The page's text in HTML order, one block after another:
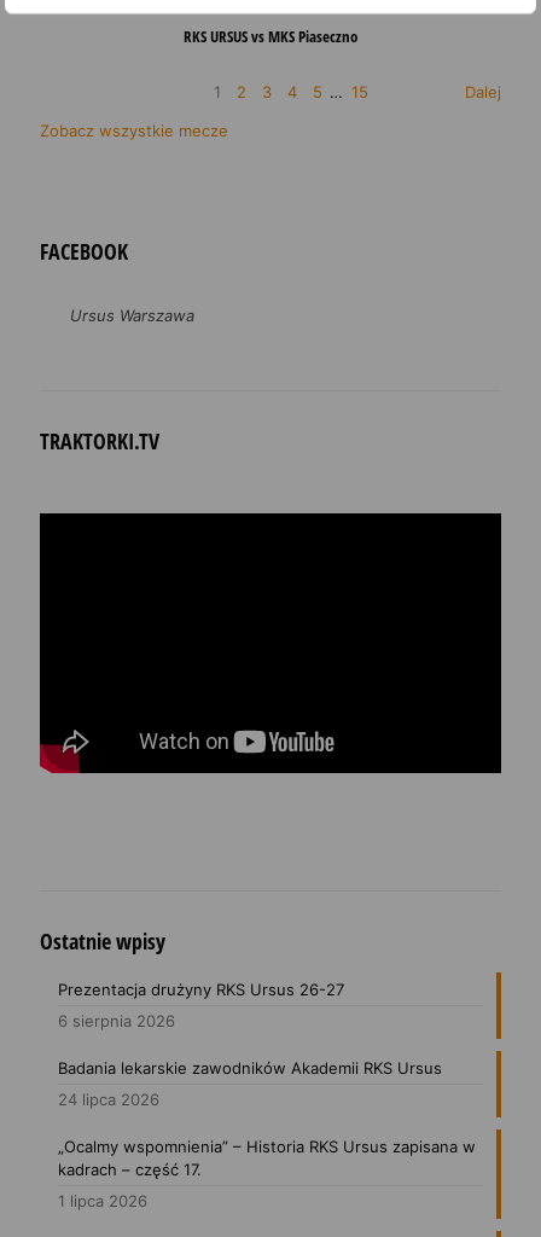
RKS URSUS vs MKS Piaseczno
1 2 3 4 5 … 15
Dalej
Zobacz wszystkie mecze
FACEBOOK
Ursus Warszawa
TRAKTORKI.TV
Ostatnie wpisy
Prezentacja drużyny RKS Ursus 26-27
6 sierpnia 2026
Badania lekarskie zawodników Akademii RKS Ursus
24 lipca 2026
„Ocalmy wspomnienia” – Historia RKS Ursus zapisana w
kadrach – część 17.
1 lipca 2026